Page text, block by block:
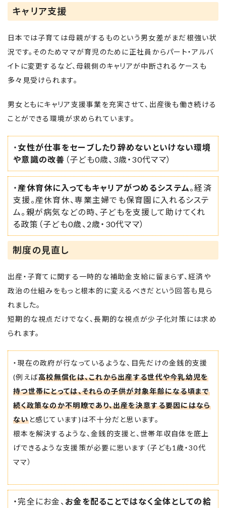
キャリア支援
日本では子育ては母親がするものという男女差がまだ根強い状
況です。そのためママが育児のために正社員からパート・アルバ
イトに変更するなど、母親側のキャリアが中断されるケースも
多々見受けられます。
男女ともにキャリア支援事業を充実させて、出産後も働き続ける
ことができる環境が求められています。
・ 女性が仕事をセーブしたり辞めないといけない環境
や意識の改善 （子ども0歳、3歳・30代ママ）
・ 産休育休に入ってもキャリアがつめるシステム。経済
支援。産休育休、専業主婦でも保育園に入れるシステ
ム。親が病気などの時、子どもを支援して助けてくれ
る政策（子ども0歳、2歳・30代ママ）
制度の見直し
出産・子育てに関する一時的な補助金支給に留まらず、経済や
政治の仕組みをもっと根本的に変えるべきだという回答も見ら
れました。
短期的な視点だけでなく、長期的な視点が少子化対策には求め
られます。
・現在の政府が行なっているような、目先だけの金銭的支援
(例えば高校無償化は、これから出産する世代や今乳幼児を
持つ世帯にとっては、それらの子供が対象年齢になる頃まで
続く政策なのか不明瞭であり、出産を決意する要因にはなら
ないと感じています)は不十分だと思います。
根本を解決するような、金銭的支援と、世帯年収自体を底上
げできるような支援策が必要に思います（子ども1歳・30代
ママ）
・完全にお金、 お金を配ることではなく全体としての給